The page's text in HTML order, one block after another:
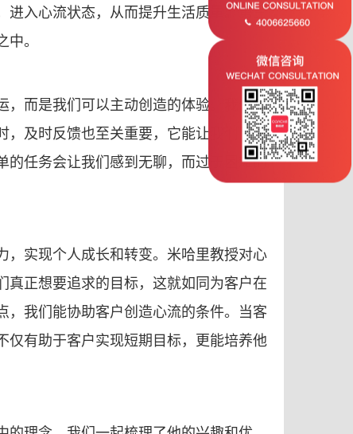
入心流状态，从而提升生活质量。第三
。
而是我们可以主动创造的体验。我们要
及时反馈也至关重要，它能让我们了解
的任务会让我们感到无聊，而过于困难的
实现个人成长和转变。米哈里教授对心
正想要追求的目标，这就如同为客户在
我们能协助客户创造心流的条件。当客
仅有助于客户实现短期目标，更能培养他